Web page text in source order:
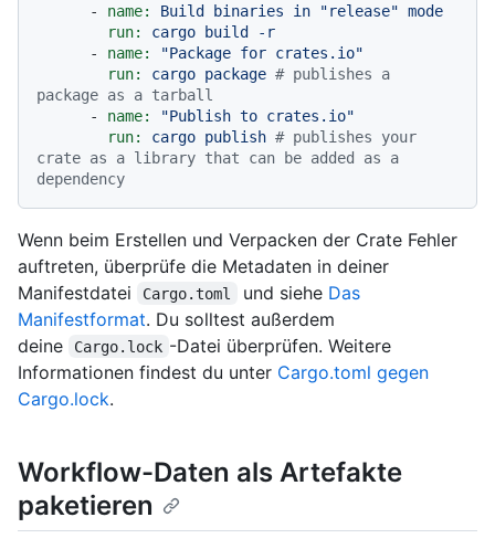
-
name: Build binaries in "release" mode
run:
cargo build
-r
-
name:
"Package for crates.io"
run:
cargo package # publishes a
package as a tarball
-
name:
"Publish to crates.io"
run:
cargo publish # publishes your
crate as a library that can be added as a
dependency
Wenn beim Erstellen und Verpacken der Crate Fehler
auftreten, überprüfe die Metadaten in deiner
Manifestdatei
Cargo.toml und siehe Das
Manifestformat. Du solltest außerdem
deine
Cargo.lock -Datei überprüfen. Weitere
Informationen findest du unter Cargo.toml gegen
Cargo.lock.
Workflow-Daten als Artefakte
paketieren